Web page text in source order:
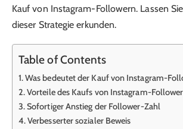
Kauf von Instagram-Followern. Lassen
dieser Strategie erkunden.
Table of Contents
Was bedeutet der Kauf von Instagram-
Vorteile des Kaufs von Instagram-
Sofortiger Anstieg der Follower-Zahl
Verbesserter sozialer Beweis